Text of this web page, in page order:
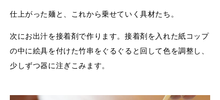
仕上がった麺と、これから乗せていく具材たち。
次にお出汁を接着剤で作ります。接着剤を入れた紙コップ
の中に絵具を付けた竹串をぐるぐると回して色を調整し、
少しずつ器に注ぎこみます。